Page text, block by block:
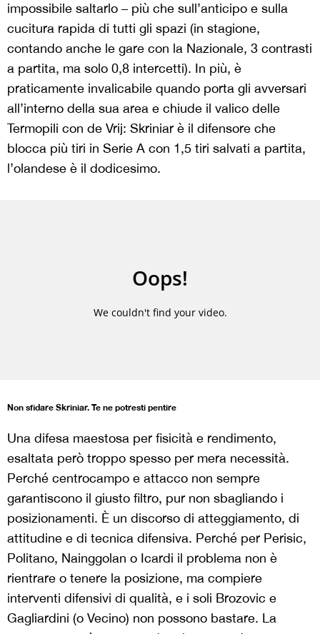
impossibile saltarlo – più che sull’anticipo e sulla
cucitura rapida di tutti gli spazi (in stagione,
contando anche le gare con la Nazionale, 3 contrasti
a partita, ma solo 0,8 intercetti). In più, è
praticamente invalicabile quando porta gli avversari
all’interno della sua area e chiude il valico delle
Termopili con de Vrij: Skriniar è il difensore che
blocca più tiri in Serie A con 1,5 tiri salvati a partita,
l’olandese è il dodicesimo.
Non sfidare Skriniar. Te ne potresti pentire
Una difesa maestosa per fisicità e rendimento,
esaltata però troppo spesso per mera necessità.
Perché centrocampo e attacco non sempre
garantiscono il giusto filtro, pur non sbagliando i
posizionamenti. È un discorso di atteggiamento, di
attitudine e di tecnica difensiva. Perché per Perisic,
Politano, Nainggolan o Icardi il problema non è
rientrare o tenere la posizione, ma compiere
interventi difensivi di qualità, e i soli Brozovic e
Gagliardini (o Vecino) non possono bastare. La